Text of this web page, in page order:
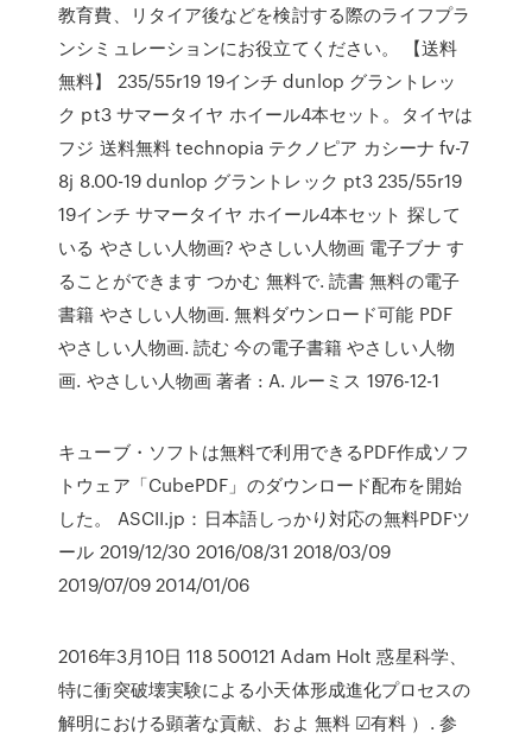
教育費、リタイア後などを検討する際のライフプラ
ンシミュレーションにお役立てください。 【送料
無料】 235/55r19 19インチ dunlop グラントレッ
ク pt3 サマータイヤ ホイール4本セット。タイヤは
フジ 送料無料 technopia テクノピア カシーナ fv-7
8j 8.00-19 dunlop グラントレック pt3 235/55r19
19インチ サマータイヤ ホイール4本セット 探して
いる やさしい人物画? やさしい人物画 電子ブナ す
ることができます つかむ 無料で. 読書 無料の電子
書籍 やさしい人物画. 無料ダウンロード可能 PDF
やさしい人物画. 読む 今の電子書籍 やさしい人物
画. やさしい人物画 著者 : A. ルーミス 1976-12-1
キューブ・ソフトは無料で利用できるPDF作成ソフ
トウェア「CubePDF」のダウンロード配布を開始
した。 ASCII.jp：日本語しっかり対応の無料PDFツ
ール 2019/12/30 2016/08/31 2018/03/09
2019/07/09 2014/01/06
2016年3月10日 118 500121 Adam Holt 惑星科学、
特に衝突破壊実験による小天体形成進化プロセスの
解明における顕著な貢献、およ 無料 ☑有料 ）. 参